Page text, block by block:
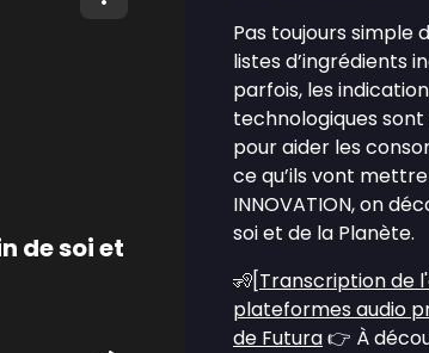
de soi et
Pas toujours simple
listes d’ingrédients
parfois, les
technologiques
pour aider les
ce qu’ils vont
INNOVATION, on
soi et de la Planète.
🧏[Transcription de
plateformes audio
de Futura👉 À